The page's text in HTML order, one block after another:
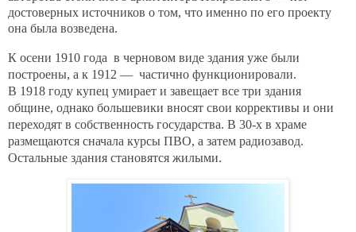
достоверных источников о том, что именно по его проекту
она была возведена.
К осени 1910 года в черновом виде здания уже были
построены, а к 1912 — частично функционировали.
В 1918 году купец умирает и завещает все три здания
общине, однако большевики вносят свои коррективы и они
переходят в собственность государства. В 30-х в храме
размещаются сначала курсы ПВО, а затем радиозавод.
Остальные здания становятся жилыми.